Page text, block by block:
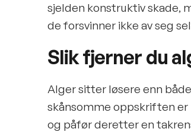
sjelden konstruktiv skade,
de forsvinner ikke av seg
Slik fjerner du
Alger sitter løsere enn
skånsomme oppskriften
og påfør deretter en